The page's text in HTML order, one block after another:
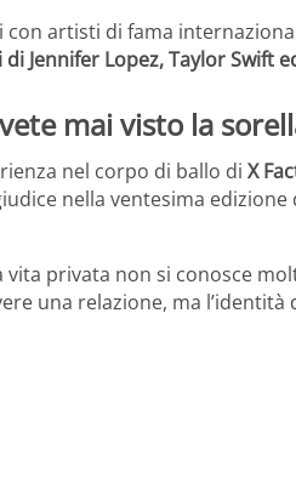
artisti di fama
Jennifer Lopez, Taylor Swift
mai visto la
nel corpo di ballo di X
nella ventesima edizione
vita privata non si conosce
una relazione, ma